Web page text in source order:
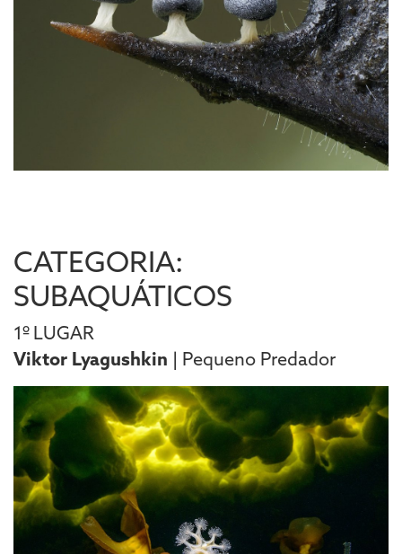
CATEGORIA:
SUBAQUÁTICOS
1º LUGAR
Viktor Lyagushkin | Pequeno Predador